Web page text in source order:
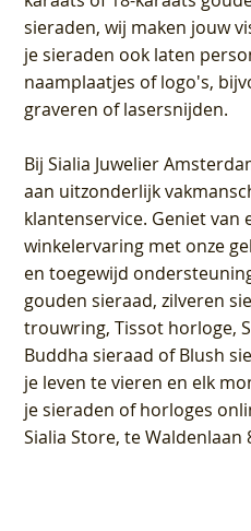
sieraden, wij maken jouw
je sieraden ook laten
naamplaatjes of logo's,
graveren of lasersnijden.
BijSialia Juwelier
aan uitzonderlijk
klantenservice. Geniet van
winkelervaring met onze
en toegewijd
gouden sieraad, zilveren
trouwring, Tissot horloge,
Buddha sieraad of Blush
je leven te vieren en elk
je sieraden of horloges
Sialia Store, te Waldenlaan